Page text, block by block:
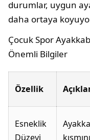
durumlar, uygun
daha ortaya
Çocuk Spor
Önemli Bilgiler
Özellik
Esneklik
Düzeyi